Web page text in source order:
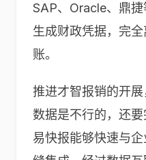
SAP、Oracle、鼎
生成财政凭据，完
账。
推进才智报销的开
数据是不行的，还要
易快报能够快速与